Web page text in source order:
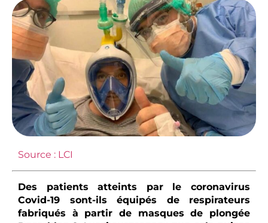
Source : LCI
Des patients atteints par le coronavirus
Covid-19 sont-ils équipés de respirateurs
fabriqués à partir de masques de plongée